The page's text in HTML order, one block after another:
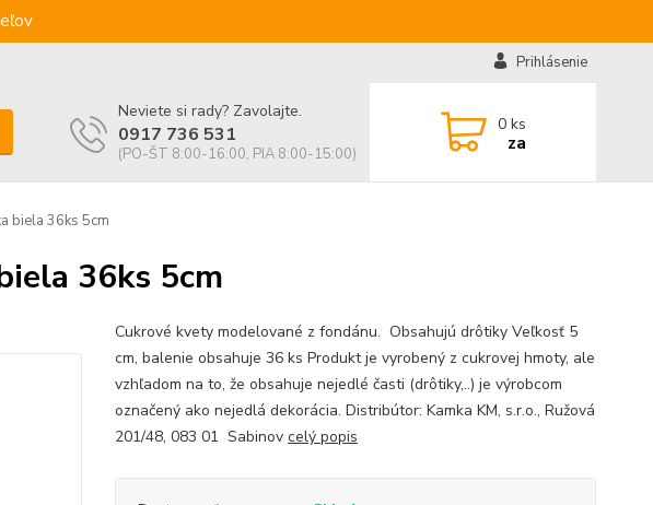
Prihlásenie
Neviete si rady? Zavolajte.
0917 736 531
(PO-ŠT 8:00-16:00, PIA 8:00-15:00)
0 ks
za
biela 36ks 5cm
36ks 5cm
Cukrové kvety modelované z fondánu. Obsahujú drôtiky Veľkosť 5
cm, balenie obsahuje 36 ks Produkt je vyrobený z cukrovej hmoty, ale
vzhľadom na to, že obsahuje nejedlé časti (drôtiky,..) je výrobcom
označený ako nejedlá dekorácia. Distribútor: Kamka KM, s.r.o., Ružová
201/48, 083 01 Sabinov celý popis